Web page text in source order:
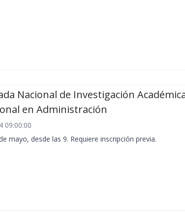
Nacional de Investigación
en Administración
09:00:00
mayo, desde las 9. Requiere inscripción previa.